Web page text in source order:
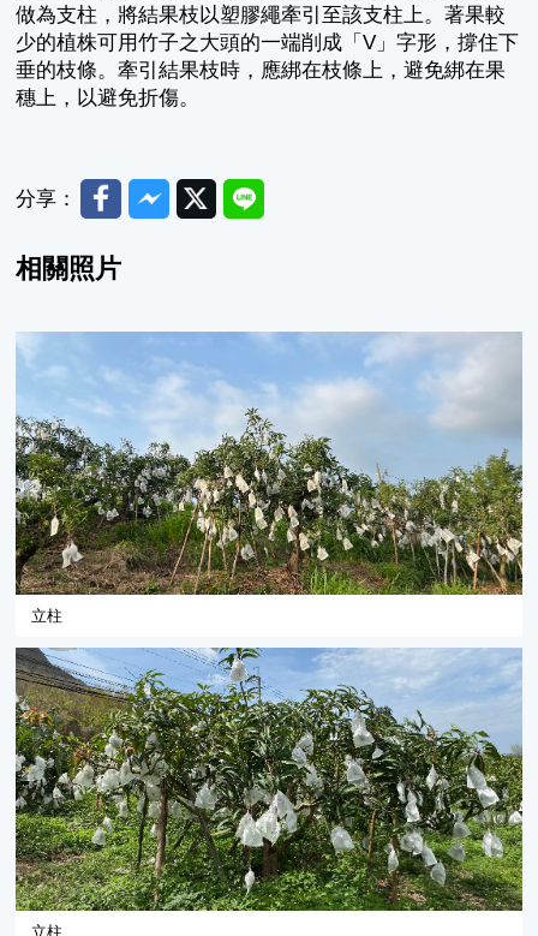
做為支柱，將結果枝以塑膠繩牽引至該支柱上。著果較
少的植株可用竹子之大頭的一端削成「V」字形，撐住下
垂的枝條。牽引結果枝時，應綁在枝條上，避免綁在果
穗上，以避免折傷。
分享： FacebookMessenger
TwitterLine
相關照片
立柱
立柱